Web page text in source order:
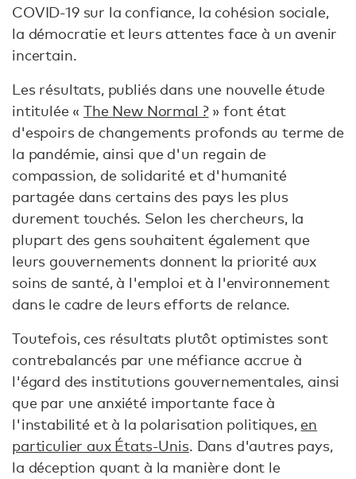
COVID-19 sur la confiance, la cohésion sociale,
la démocratie et leurs attentes face à un avenir
incertain.
Les résultats, publiés dans une nouvelle étude
intitulée «The New Normal ?» font état
d'espoirs de changements profonds au terme de
la pandémie, ainsi que d'un regain de
compassion, de solidarité et d'humanité
partagée dans certains des pays les plus
durement touchés. Selon les chercheurs, la
plupart des gens souhaitent également que
leurs gouvernements donnent la priorité aux
soins de santé, à l'emploi et à l'environnement
dans le cadre de leurs efforts de relance.
Toutefois, ces résultats plutôt optimistes sont
contrebalancés par une méfiance accrue à
l'égard des institutions gouvernementales, ainsi
que par une anxiété importante face à
l'instabilité et à la polarisation politiques, en
particulier aux États-Unis. Dans d'autres pays,
la déception quant à la manière dont le